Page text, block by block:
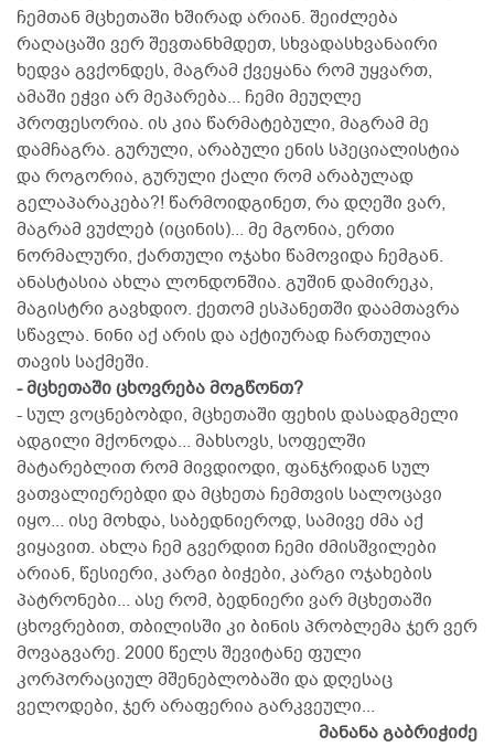
ჩემთან მცხეთაში ხშირად არიან. შეიძლება
რაღაცაში ვერ შევთანხმდეთ, სხვადასხვანაირი
ხედვა გვქონდეს, მაგრამ ქვეყანა რომ უყვართ,
ამაში ეჭვი არ მეპარება... ჩემი მეუღლე
პროფესორია. ის კია წარმატებული, მაგრამ მე
დამჩაგრა. გურული, არაბული ენის სპეციალისტია
და როგორია, გურული ქალი რომ არაბულად
გელაპარაკება?! წარმოიდგინეთ, რა დღეში ვარ,
მაგრამ ვუძლებ (იცინის)... მე მგონია, ერთი
ნორმალური, ქართული ოჯახი წამოვიდა ჩემგან.
ანასტასია ახლა ლონდონშია. გუშინ დამირეკა,
მაგისტრი გავხდიო. ქეთომ ესპანეთში დაამთავრა
სწავლა. ნინი აქ არის და აქტიურად ჩართულია
თავის საქმეში.
- მცხეთაში ცხოვრება მოგწონთ?
- სულ ვოცნებობდი, მცხეთაში ფეხის დასადგმელი
ადგილი მქონოდა... მახსოვს, სოფელში
მატარებლით რომ მივდიოდი, ფანჯრიდან სულ
ვათვალიერებდი და მცხეთა ჩემთვის სალოცავი
იყო... ისე მოხდა, საბედნიეროდ, სამივე ძმა აქ
ვიყავით. ახლა ჩემ გვერდით ჩემი ძმისშვილები
არიან, წესიერი, კარგი ბიჭები, კარგი ოჯახების
პატრონები... ასე რომ, ბედნიერი ვარ მცხეთაში
ცხოვრებით, თბილისში კი ბინის პრობლემა ჯერ ვერ
მოვაგვარე. 2000 წელს შევიტანე ფული
კორპორაციულ მშენებლობაში და დღესაც
ველოდები, ჯერ არაფერია გარკვეული...
მანანა გაბრიჭიძე